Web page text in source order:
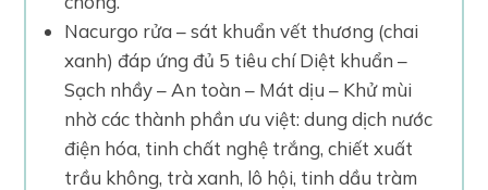
Nacurgo rửa – sát khuẩn vết thương (chai
xanh) đáp ứng đủ 5 tiêu chí Diệt khuẩn –
Sạch nhầy – An toàn – Mát dịu – Khử mùi
nhờ các thành phần ưu việt: dung dịch nước
điện hóa, tinh chất nghệ trắng, chiết xuất
trầu không, trà xanh, lô hội, tinh dầu tràm